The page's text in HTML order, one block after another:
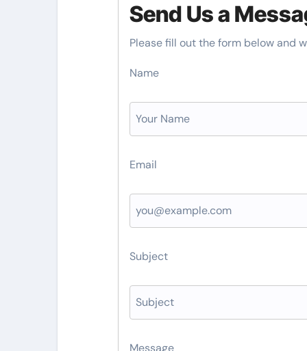
Send Us a
Please fill out the form below and
Name
Email
Subject
Message